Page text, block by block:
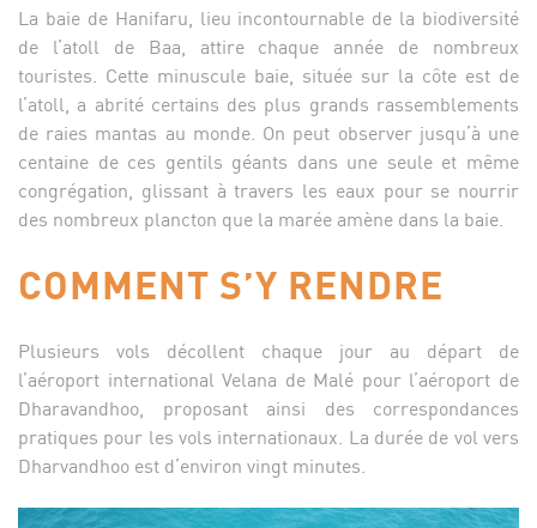
La baie de Hanifaru, lieu incontournable de la biodiversité
de l’atoll de Baa, attire chaque année de nombreux
touristes. Cette minuscule baie, située sur la côte est de
l’atoll, a abrité certains des plus grands rassemblements
de raies mantas au monde. On peut observer jusqu’à une
centaine de ces gentils géants dans une seule et même
congrégation, glissant à travers les eaux pour se nourrir
des nombreux plancton que la marée amène dans la baie.
COMMENT S’Y RENDRE
Plusieurs vols décollent chaque jour au départ de
l’aéroport international Velana de Malé pour l’aéroport de
Dharavandhoo, proposant ainsi des correspondances
pratiques pour les vols internationaux. La durée de vol vers
Dharvandhoo est d’environ vingt minutes.